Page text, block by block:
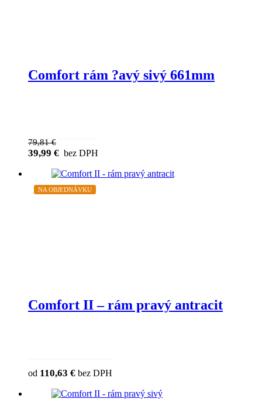
Comfort rám ?avý sivý 661mm
79,81€
39,99 € bez DPH
NA OBJEDNÁVKU
Comfort II – rám pravý antracit
od 110,63 € bez DPH